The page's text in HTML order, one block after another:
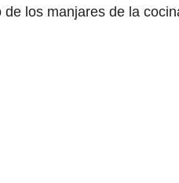
los manjares de la